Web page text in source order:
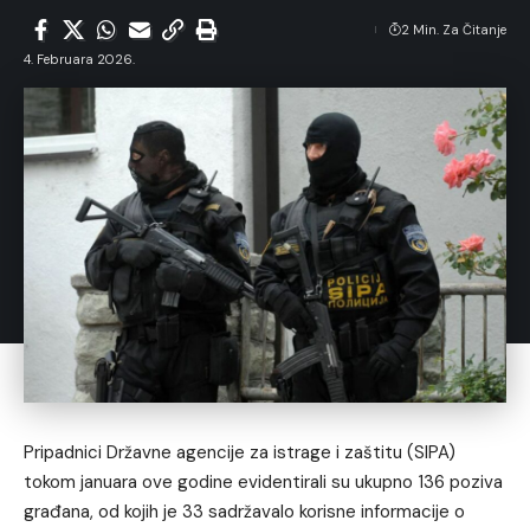
4. Februara 2026.
2 Min. Za Čitanje
Pripadnici Državne agencije za istrage i zaštitu (SIPA)
tokom januara ove godine evidentirali su ukupno 136 poziva
građana, od kojih je 33 sadržavalo korisne informacije o